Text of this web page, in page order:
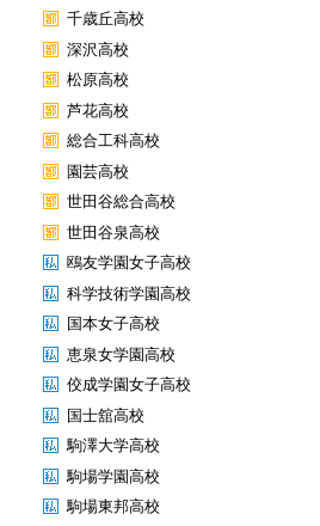
千歳丘高校
深沢高校
松原高校
芦花高校
総合工科高校
園芸高校
世田谷総合高校
世田谷泉高校
鴎友学園女子高校
科学技術学園高校
国本女子高校
恵泉女学園高校
佼成学園女子高校
国士舘高校
駒澤大学高校
駒場学園高校
駒場東邦高校